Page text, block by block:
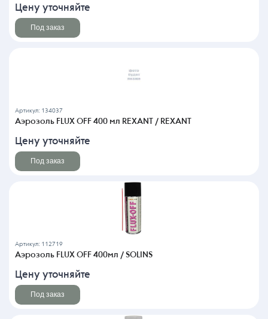
Цену уточняйте
Под заказ
Артикул: 134037
Аэрозоль FLUX OFF 400 мл REXANT / REXANT
Цену уточняйте
Под заказ
Артикул: 112719
Аэрозоль FLUX OFF 400мл / SOLINS
Цену уточняйте
Под заказ